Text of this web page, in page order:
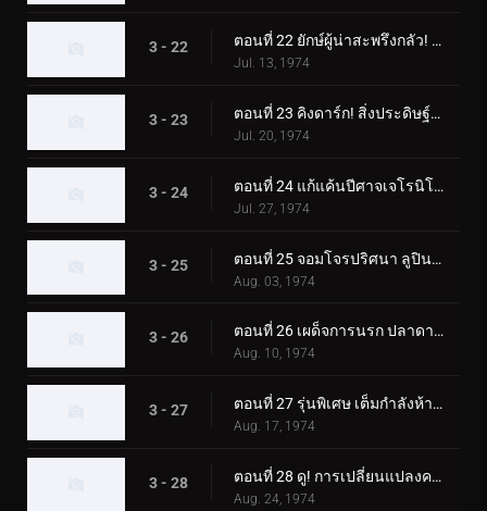
3 - 22 ตอนที่ 22 ยักษ์ผู้น่าสะพรึงกลัว! คิงดาร์กปรากฏตัว!!
Jul. 13, 1974
3 - 23 ตอนที่ 23 คิงดาร์ก! สิ่งประดิษฐ์ของปีศาจ!!
Jul. 20, 1974
3 - 24 ตอนที่ 24 แก้แค้นปีศาจเจโรนิโม่! การโจมตีแบบเงียบๆ!!
Jul. 27, 1974
3 - 25 ตอนที่ 25 จอมโจรปริศนา ลูปินด้วงแรด!!
Aug. 03, 1974
3 - 26 ตอนที่ 26 เผด็จการนรก ปลาดาว ฮิตเลอร์!!
Aug. 10, 1974
3 - 27 ตอนที่ 27 รุ่นพิเศษ เต็มกำลังห้าไรเดอร์!!
Aug. 17, 1974
3 - 28 ตอนที่ 28 ดู! การเปลี่ยนแปลงครั้งใหญ่ของ X Rider!!
Aug. 24, 1974